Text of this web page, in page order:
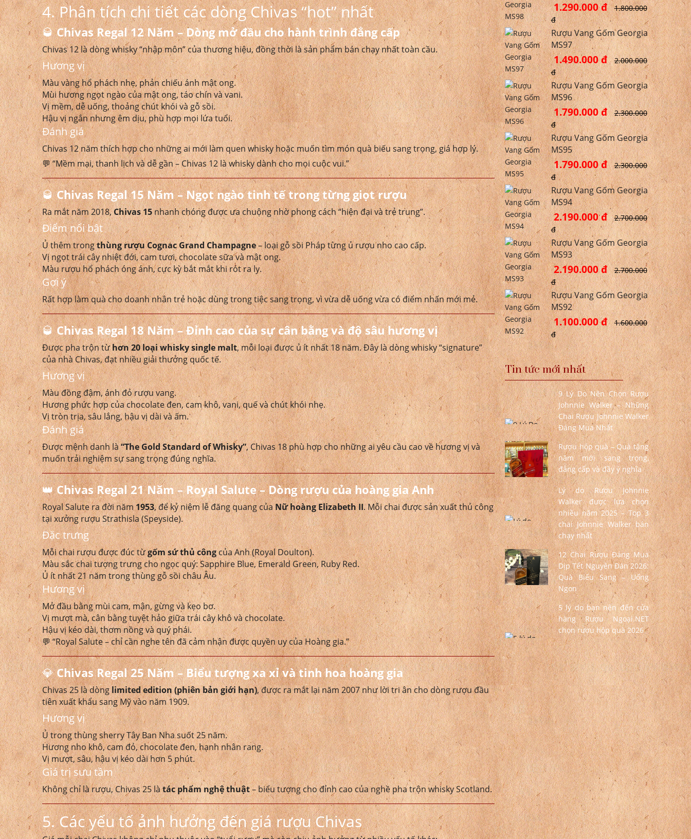
4. Phân tích chi tiết các dòng Chivas “hot” nhất
🥃Chivas Regal 12 Năm – Dòng mở đầu cho hành trình đẳng cấp
Chivas 12 là dòng whisky “nhập môn” của thương hiệu, đồng thời là sản phẩm bán chạy nhất toàn cầu.
Hương vị
Màu vàng hổ phách nhẹ, phản chiếu ánh mật ong.
Mùi hương ngọt ngào của mật ong, táo chín và vani.
Vị mềm, dễ uống, thoảng chút khói và gỗ sồi.
Hậu vị ngắn nhưng êm dịu, phù hợp mọi lứa tuổi.
Đánh giá
Chivas 12 năm thích hợp cho những ai mới làm quen whisky hoặc muốn tìm món quà biếu sang trọng, giá hợp lý.
💬 “Mềm mại, thanh lịch và dễ gần – Chivas 12 là whisky dành cho mọi cuộc vui.”
🥃Chivas Regal 15 Năm – Ngọt ngào tinh tế trong từng giọt rượu
Ra mắt năm 2018,Chivas 15nhanh chóng được ưa chuộng nhờ phong cách “hiện đại và trẻ trung”.
Điểm nổi bật
Ủ thêm trongthùng rượu Cognac Grand Champagne– loại gỗ sồi Pháp từng ủ rượu nho cao cấp.
Vị ngọt trái cây nhiệt đới, cam tươi, chocolate sữa và mật ong.
Màu rượu hổ phách óng ánh, cực kỳ bắt mắt khi rót ra ly.
Gợi ý
Rất hợp làm quà cho doanh nhân trẻ hoặc dùng trong tiệc sang trọng, vì vừa dễ uống vừa có điểm nhấn mới mẻ.
🥃Chivas Regal 18 Năm – Đỉnh cao của sự cân bằng và độ sâu hương vị
Được pha trộn từhơn 20 loại whisky single malt, mỗi loại được ủ ít nhất 18 năm. Đây là dòng whisky “signature”
của nhà Chivas, đạt nhiều giải thưởng quốc tế.
Hương vị
Màu đồng đậm, ánh đỏ rượu vang.
Hương phức hợp của chocolate đen, cam khô, vani, quế và chút khói nhẹ.
Vị tròn trịa, sâu lắng, hậu vị dài và ấm.
Đánh giá
Được mệnh danh là“The Gold Standard of Whisky”, Chivas 18 phù hợp cho những ai yêu cầu cao về hương vị và
muốn trải nghiệm sự sang trọng đúng nghĩa.
👑Chivas Regal 21 Năm – Royal Salute – Dòng rượu của hoàng gia Anh
Royal Salute ra đời năm1953, để kỷ niệm lễ đăng quang củaNữ hoàng Elizabeth II. Mỗi chai được sản xuất thủ công
tại xưởng rượu Strathisla (Speyside).
Đặc trưng
Mỗi chai rượu được đúc từgốm sứ thủ côngcủa Anh (Royal Doulton).
Màu sắc chai tượng trưng cho ngọc quý: Sapphire Blue, Emerald Green, Ruby Red.
Ủ ít nhất 21 năm trong thùng gỗ sồi châu Âu.
Hương vị
Mở đầu bằng mùi cam, mận, gừng và kẹo bơ.
Vị mượt mà, cân bằng tuyệt hảo giữa trái cây khô và chocolate.
Hậu vị kéo dài, thơm nồng và quý phái.
💬 “Royal Salute – chỉ cần nghe tên đã cảm nhận được quyền uy của Hoàng gia.”
💎Chivas Regal 25 Năm – Biểu tượng xa xỉ và tinh hoa hoàng gia
Chivas 25 là dònglimited edition (phiên bản giới hạn), được ra mắt lại năm 2007 như lời tri ân cho dòng rượu đầu
tiên xuất khẩu sang Mỹ vào năm 1909.
Hương vị
Ủ trong thùng sherry Tây Ban Nha suốt 25 năm.
Hương nho khô, cam đỏ, chocolate đen, hạnh nhân rang.
Vị mượt, sâu, hậu vị kéo dài hơn 5 phút.
Giá trị sưu tầm
Không chỉ là rượu, Chivas 25 làtác phẩm nghệ thuật– biểu tượng cho đỉnh cao của nghề pha trộn whisky Scotland.
5. Các yếu tố ảnh hưởng đến giá rượu Chivas
1.290.000 đ
1.800.000
đ
Rượu Vang Gốm Georgia
MS97
1.490.000 đ
2.000.000
đ
Rượu Vang Gốm Georgia
MS96
1.790.000 đ
2.300.000
đ
Rượu Vang Gốm Georgia
MS95
1.790.000 đ
2.300.000
đ
Rượu Vang Gốm Georgia
MS94
2.190.000 đ
2.700.000
đ
Rượu Vang Gốm Georgia
MS93
2.190.000 đ
2.700.000
đ
Rượu Vang Gốm Georgia
MS92
1.100.000 đ
1.600.000
đ
Tin tức mới nhất
9 Lý Do Nên Chọn Rượu
Johnnie Walker – Những
Chai Rượu Johnnie Walker
Đáng Mua Nhất
Rượu hộp quà – Quà tặng
năm mới sang trọng,
đẳng cấp và đầy ý nghĩa
Lý do Rượu Johnnie
Walker được lựa chọn
nhiều năm 2025 – Top 3
chai Johnnie Walker bán
chạy nhất
12 Chai Rượu Đáng Mua
Dịp Tết Nguyên Đán 2026:
Quà Biếu Sang – Uống
Ngon
5 lý do bạn nên đến cửa
hàng Rượu Ngoại.NET
chọn rượu hộp quà 2026